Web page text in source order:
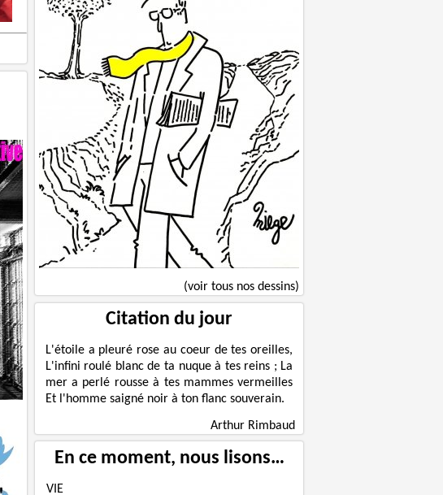
(voir tous nos dessins)
Citation du jour
L'étoile a pleuré rose au coeur de tes oreilles,
L'infini roulé blanc de ta nuque à tes reins ; La
mer a perlé rousse à tes mammes vermeilles
Et l'homme saigné noir à ton flanc souverain.
Arthur Rimbaud
En ce moment, nous lisons…
VIE